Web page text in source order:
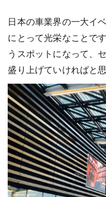
日本の車業界の一大イ
にとって光栄なことで
うスポットになって、
盛り上げていければと